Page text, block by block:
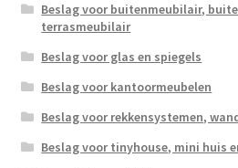
Beslag voor buitenmeubilair,
terrasmeubilair
Beslag voor glas en spiegels
Beslag voor kantoormeubelen
Beslag voor rekkensystemen,
Beslag voor tinyhouse, mini huis